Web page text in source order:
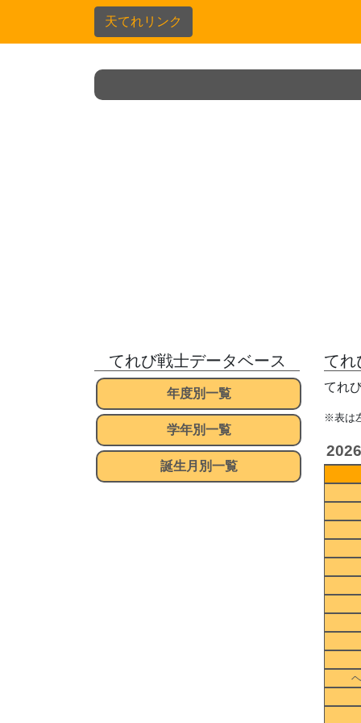
天てれリンク
てれ
てれ
※表は
2026
てれび戦士データベース
年度別一覧
学年別一覧
誕生月別一覧